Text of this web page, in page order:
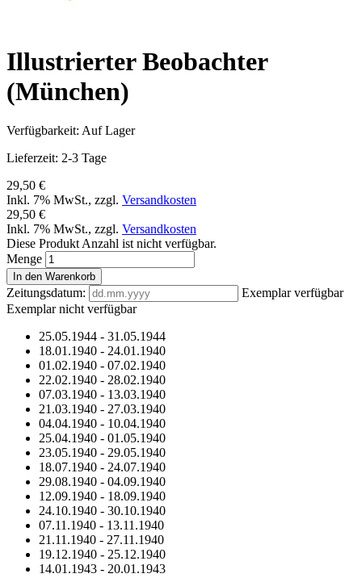
Illustrierter Beobachter
(München)
Verfügbarkeit: Auf Lager
Lieferzeit: 2-3 Tage
29,50 €
Inkl. 7% MwSt., zzgl. Versandkosten
29,50 €
Inkl. 7% MwSt., zzgl. Versandkosten
Diese Produkt Anzahl ist nicht verfügbar.
Menge
In den Warenkorb
Zeitungsdatum:
Exemplar verfügbar
Exemplar nicht verfügbar
25.05.1944 - 31.05.1944
18.01.1940 - 24.01.1940
01.02.1940 - 07.02.1940
22.02.1940 - 28.02.1940
07.03.1940 - 13.03.1940
21.03.1940 - 27.03.1940
04.04.1940 - 10.04.1940
25.04.1940 - 01.05.1940
23.05.1940 - 29.05.1940
18.07.1940 - 24.07.1940
29.08.1940 - 04.09.1940
12.09.1940 - 18.09.1940
24.10.1940 - 30.10.1940
07.11.1940 - 13.11.1940
21.11.1940 - 27.11.1940
19.12.1940 - 25.12.1940
14.01.1943 - 20.01.1943